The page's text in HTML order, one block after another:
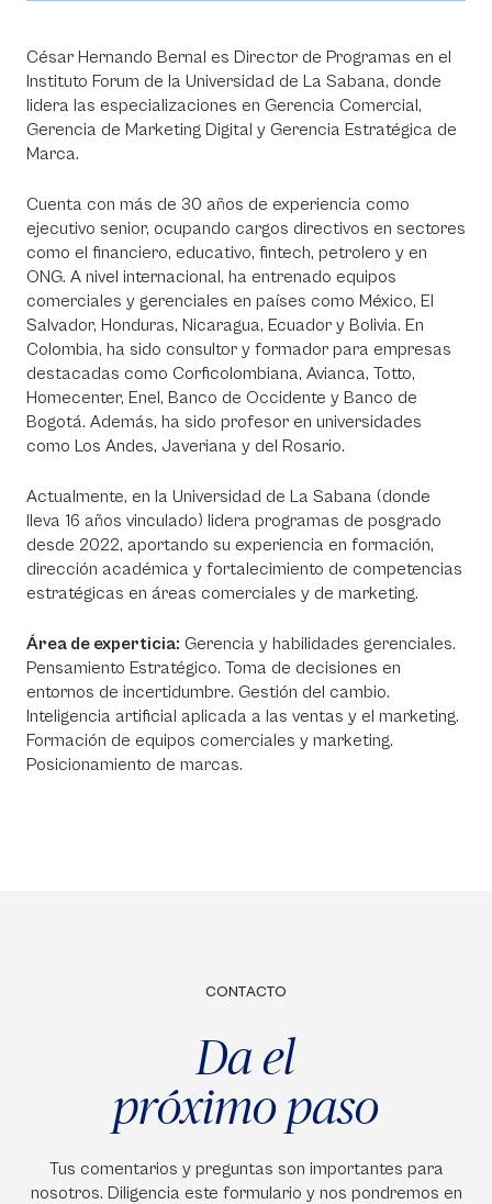
César Hernando Bernal es Director de Programas en el
Instituto Forum de la Universidad de La Sabana, donde
lidera las especializaciones en Gerencia Comercial,
Gerencia de Marketing Digital y Gerencia Estratégica de
Marca.
Cuenta con más de 30 años de experiencia como
ejecutivo senior, ocupando cargos directivos en sectores
como el financiero, educativo, fintech, petrolero y en
ONG. A nivel internacional, ha entrenado equipos
comerciales y gerenciales en países como México, El
Salvador, Honduras, Nicaragua, Ecuador y Bolivia. En
Colombia, ha sido consultor y formador para empresas
destacadas como Corficolombiana, Avianca, Totto,
Homecenter, Enel, Banco de Occidente y Banco de
Bogotá. Además, ha sido profesor en universidades
como Los Andes, Javeriana y del Rosario.
Actualmente, en la Universidad de La Sabana (donde
lleva 16 años vinculado) lidera programas de posgrado
desde 2022, aportando su experiencia en formación,
dirección académica y fortalecimiento de competencias
estratégicas en áreas comerciales y de marketing.
Área de experticia: Gerencia y habilidades gerenciales.
Pensamiento Estratégico. Toma de decisiones en
entornos de incertidumbre. Gestión del cambio.
Inteligencia artificial aplicada a las ventas y el marketing.
Formación de equipos comerciales y marketing.
Posicionamiento de marcas.
CONTACTO
Da el
próximo paso
Tus comentarios y preguntas son importantes para
nosotros. Diligencia este formulario y nos pondremos en